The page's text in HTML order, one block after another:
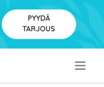
PYYDÄ
TARJOUS